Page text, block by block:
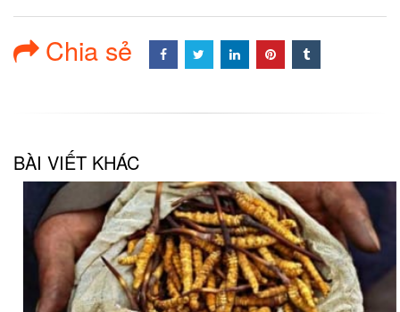
Chia sẻ
BÀI VIẾT KHÁC